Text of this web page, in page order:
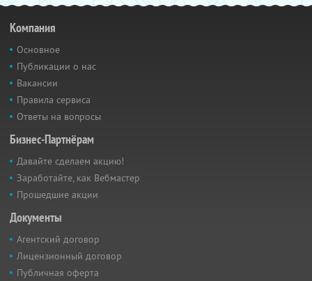
Компания
Основное
Публикации о нас
Вакансии
Правила сервиса
Ответы на вопросы
Бизнес-Партнёрам
Давайте сделаем акцию!
Заработайте, как Вебмастер
Прошедшие акции
Документы
Агентский договор
Лицензионный договор
Публичная оферта